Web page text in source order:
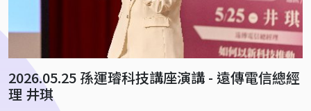
2026.05.25 孫運璿科技講座演講 - 遠傳電信總經
理 井琪